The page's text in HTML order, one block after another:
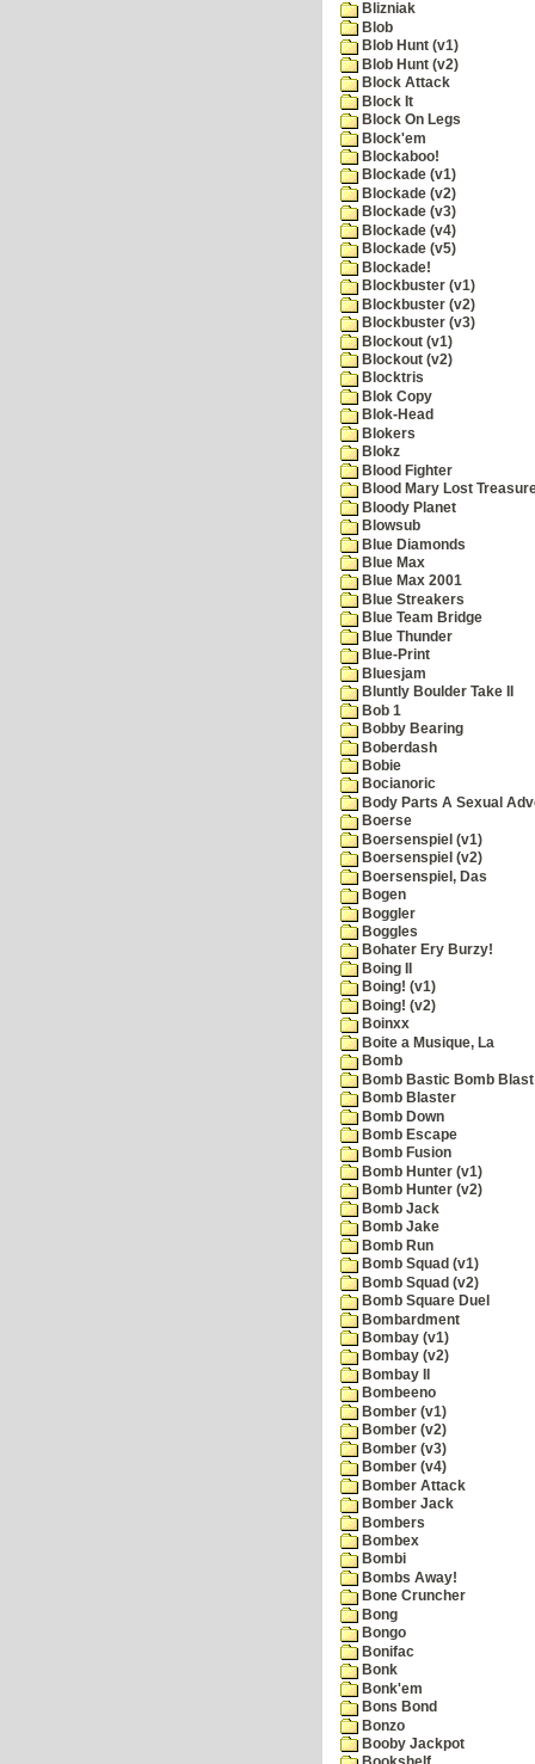
Blizniak
Blob
Blob Hunt (v1)
Blob Hunt (v2)
Block Attack
Block It
Block On Legs
Block'em
Blockaboo!
Blockade (v1)
Blockade (v2)
Blockade (v3)
Blockade (v4)
Blockade (v5)
Blockade!
Blockbuster (v1)
Blockbuster (v2)
Blockbuster (v3)
Blockout (v1)
Blockout (v2)
Blocktris
Blok Copy
Blok-Head
Blokers
Blokz
Blood Fighter
Blood Mary Lost
Bloody Planet
Blowsub
Blue Diamonds
Blue Max
Blue Max 2001
Blue Streakers
Blue Team Bridge
Blue Thunder
Blue-Print
Bluesjam
Bluntly Boulder Take II
Bob 1
Bobby Bearing
Boberdash
Bobie
Bocianoric
Body Parts A Sexual
Boerse
Boersenspiel (v1)
Boersenspiel (v2)
Boersenspiel, Das
Bogen
Boggler
Boggles
Bohater Ery Burzy!
Boing II
Boing! (v1)
Boing! (v2)
Boinxx
Boite a Musique, La
Bomb
Bomb Bastic Bomb
Bomb Blaster
Bomb Down
Bomb Escape
Bomb Fusion
Bomb Hunter (v1)
Bomb Hunter (v2)
Bomb Jack
Bomb Jake
Bomb Run
Bomb Squad (v1)
Bomb Squad (v2)
Bomb Square Duel
Bombardment
Bombay (v1)
Bombay (v2)
Bombay II
Bombeeno
Bomber (v1)
Bomber (v2)
Bomber (v3)
Bomber (v4)
Bomber Attack
Bomber Jack
Bombers
Bombex
Bombi
Bombs Away!
Bone Cruncher
Bong
Bongo
Bonifac
Bonk
Bonk'em
Bons Bond
Bonzo
Booby Jackpot